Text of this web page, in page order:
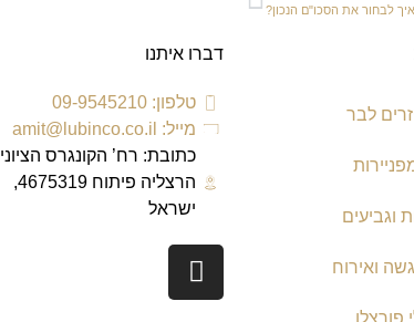
איך לבחור את הסכו"ם הנכון?
לבר
וגביעים
ואירוח
פורצלן
דברו איתנו
טלפון: 09-9545210
מייל: amit@lubinco.co.il
כתובת: רח’ הקונגרס הציוני 19,
הרצליה פיתוח 4675319,
ישראל